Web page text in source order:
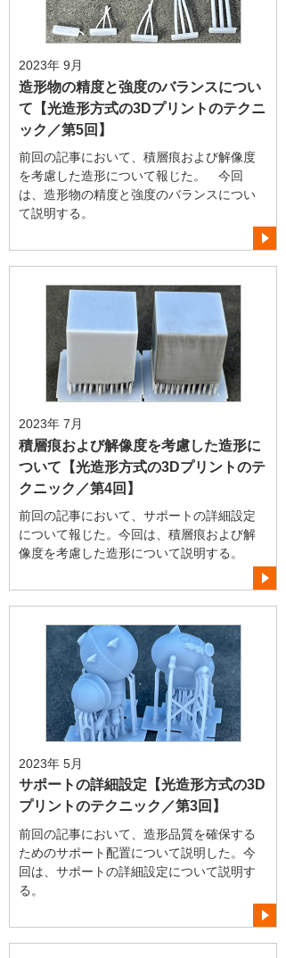
2023年 9月
造形物の精度と強度のバランスについ
て【光造形方式の3Dプリントのテクニ
ック／第5回】
前回の記事において、積層痕および解像度
を考慮した造形について報じた。 今回
は、造形物の精度と強度のバランスについ
て説明する。
2023年 7月
積層痕および解像度を考慮した造形に
ついて【光造形方式の3Dプリントのテ
クニック／第4回】
前回の記事において、サポートの詳細設定
について報じた。今回は、積層痕および解
像度を考慮した造形について説明する。
2023年 5月
サポートの詳細設定【光造形方式の3D
プリントのテクニック／第3回】
前回の記事において、造形品質を確保する
ためのサポート配置について説明した。今
回は、サポートの詳細設定について説明す
る。